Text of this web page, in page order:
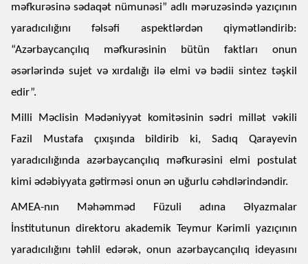
məfkurəsinə sədaqət nümunəsi” adlı məruzəsində yazıçının
yaradıcılığını fəlsəfi aspektlərdən qiymətləndirib:
“Azərbaycançılıq məfkurəsinin bütün faktları onun
əsərlərində sujet və xırdalığı ilə elmi və bədii sintez təşkil
edir”.
Milli Məclisin Mədəniyyət komitəsinin sədri millət vəkili
Fazil Mustafa çıxışında bildirib ki, Sadıq Qarayevin
yaradıcılığında azərbaycançılıq məfkurəsini elmi postulat
kimi ədəbiyyata gətirməsi onun ən uğurlu cəhdlərindəndir.
AMEA-nın Məhəmməd Füzuli adına Əlyazmalar
İnstitutunun direktoru akademik Teymur Kərimli yazıçının
yaradıcılığını təhlil edərək, onun azərbaycançılıq ideyasını